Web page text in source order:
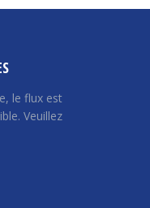
le flux est
Veuillez